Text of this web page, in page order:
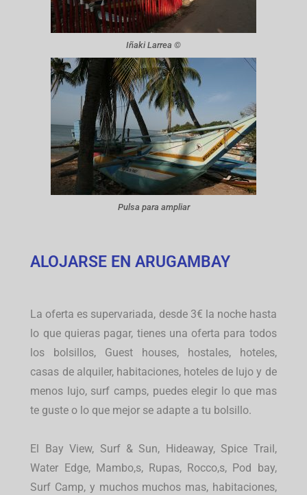
Iñaki Larrea ©
Pulsa para ampliar
ALOJARSE EN ARUGAMBAY
La oferta es supervariada, desde 3€ la noche hasta
lo que quieras pagar, tienes una oferta para todos
los bolsillos, Guest houses, hostales, hoteles,
casas de alquiler, habitaciones, hoteles de lujo y de
menos lujo, surf camps, puedes elegir lo que mas
te guste o lo que mejor se adapte a tu bolsillo.
El Bay View, Surf & Sun, Hideaway, Spice Trail,
Water Edge, Mambo,s, Rupas, Rocco,s, Pod bay,
Surf Camp, y muchos muchos mas, habitaciones,